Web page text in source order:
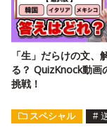
「生」だらけの文、
る？ QuizKnock動画
挑戦！
スペシャル #